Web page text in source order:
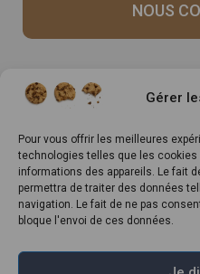
Gérer
Pour vous offrir les meilleures
technologies telles que les
informations des appareils. Le fait
permettra de traiter des données
navigation. Le fait de ne pas
bloque l'envoi de ces données.
NOUS
Recrutement
Rappels produits